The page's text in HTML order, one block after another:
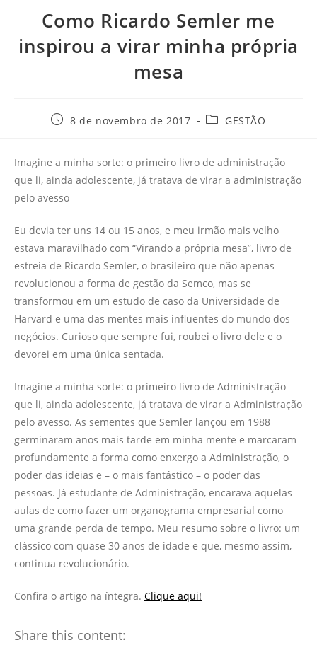
Como Ricardo Semler me
inspirou a virar minha própria
mesa
8 de novembro de 2017 GESTÃO
Imagine a minha sorte: o primeiro livro de administração
que li, ainda adolescente, já tratava de virar a administração
pelo avesso
Eu devia ter uns 14 ou 15 anos, e meu irmão mais velho
estava maravilhado com “Virando a própria mesa”, livro de
estreia de Ricardo Semler, o brasileiro que não apenas
revolucionou a forma de gestão da Semco, mas se
transformou em um estudo de caso da Universidade de
Harvard e uma das mentes mais influentes do mundo dos
negócios. Curioso que sempre fui, roubei o livro dele e o
devorei em uma única sentada.
Imagine a minha sorte: o primeiro livro de Administração
que li, ainda adolescente, já tratava de virar a Administração
pelo avesso. As sementes que Semler lançou em 1988
germinaram anos mais tarde em minha mente e marcaram
profundamente a forma como enxergo a Administração, o
poder das ideias e – o mais fantástico – o poder das
pessoas. Já estudante de Administração, encarava aquelas
aulas de como fazer um organograma empresarial como
uma grande perda de tempo. Meu resumo sobre o livro: um
clássico com quase 30 anos de idade e que, mesmo assim,
continua revolucionário.
Confira o artigo na íntegra. Clique aqui!
Share this content: